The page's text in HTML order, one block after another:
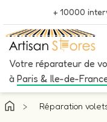
+ 10000
Votre réparateur de
à Paris & Ile-de-
> Réparation